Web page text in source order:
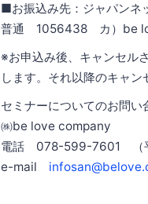
■お振込み先：ジャパン
普通 1056438 カ）be
※お申込み後、キャンセル
します。それ以降のキャン
セミナーについてのお問い
㈱be love company
電話 078-599-7601 （平
e-mail